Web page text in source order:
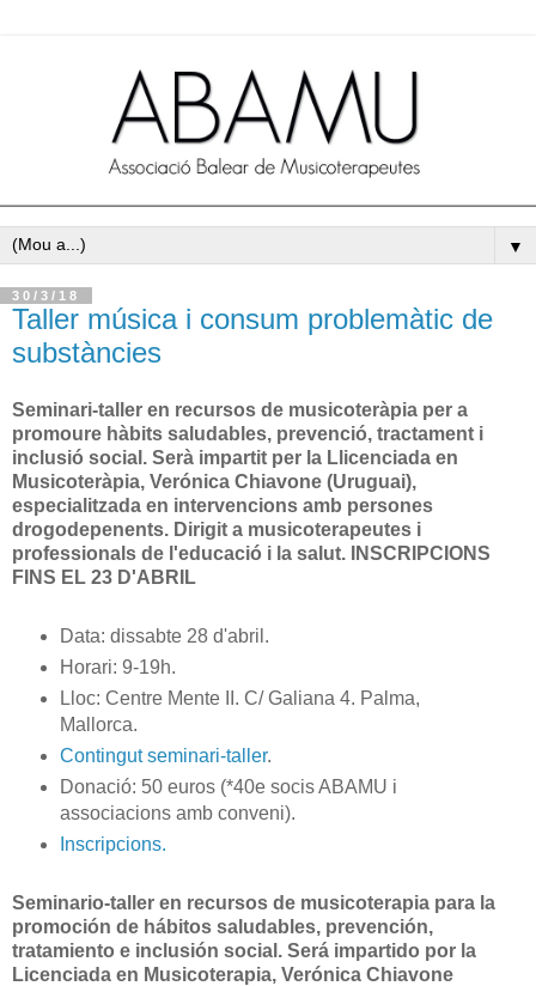
▼
30/3/18
Taller música i consum problemàtic de
substàncies
Seminari-taller en recursos de musicoteràpia per a
promoure hàbits saludables, prevenció, tractament i
inclusió social. Serà impartit per la Llicenciada en
Musicoteràpia, Verónica Chiavone (Uruguai),
especialitzada en intervencions amb persones
drogodepenents. Dirigit a musicoterapeutes i
professionals de l'educació i la salut. INSCRIPCIONS
FINS EL 23 D'ABRIL
Data: dissabte 28 d'abril.
Horari: 9-19h.
Lloc: Centre Mente II. C/ Galiana 4. Palma,
Mallorca.
Contingut seminari-taller.
Donació: 50 euros (*40e socis ABAMU i
associacions amb conveni).
Inscripcions.
Seminario-taller en recursos de musicoterapia para la
promoción de hábitos saludables, prevención,
tratamiento e inclusión social. Será impartido por la
Licenciada en Musicoterapia, Verónica Chiavone